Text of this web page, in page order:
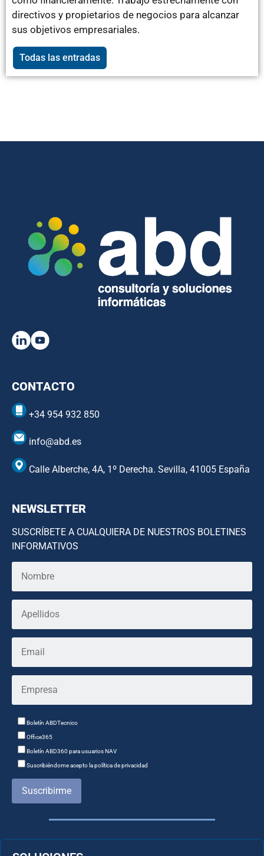
directivos y propietarios de negocios para alcanzar
sus objetivos empresariales.
Todas las entradas
CONTACTO
+34 954 932 850
info@abd.es
Calle Alberche, 4A, 1º Derecha. Sevilla, 41005 España
NEWSLETTER
SUSCRÍBETE A CUALQUIERA DE NUESTROS BOLETINES
INFORMATIVOS
Boletín ABDTecnico
Office365
Boletín ABD360 para usuarios NAV
Suscribiéndome acepto la política de privacidad
Suscribirme